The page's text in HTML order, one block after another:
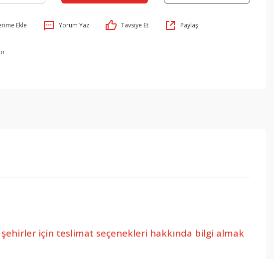
Yorum Yaz Tavsiye Et Paylaş
için teslimat seçenekleri hakkında bilgi almak